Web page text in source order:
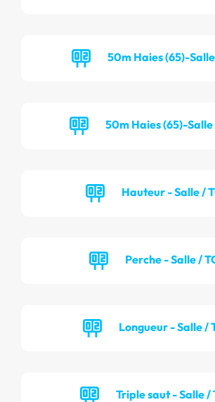
50m Haies (65)-
50m Haies (65)-Salle
Hauteur - Salle /
Perche - Salle /
Longueur - Salle /
Triple saut - Salle /